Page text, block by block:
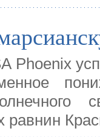
Phoenix
равнин